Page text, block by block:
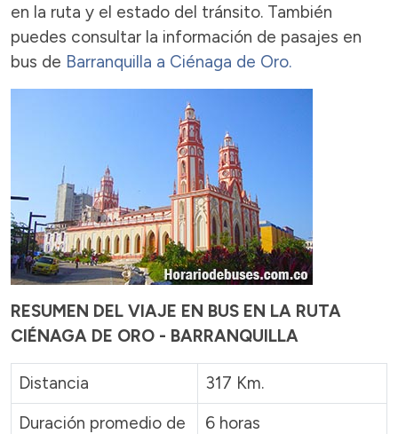
en la ruta y el estado del tránsito. También
puedes consultar la información de pasajes en
bus de Barranquilla a Ciénaga de Oro.
RESUMEN DEL VIAJE EN BUS EN LA RUTA
CIÉNAGA DE ORO - BARRANQUILLA
Distancia
317 Km.
Duración promedio de
6 horas